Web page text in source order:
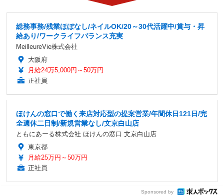
総務事務/残業ほぼなし/ネイルOK/20～30代活躍中/賞与・昇
給あり/ワークライフバランス充実
MeilleureVie株式会社
大阪府
月給24万5,000円～50万円
正社員
ほけんの窓口で働く来店対応型の提案営業/年間休日121日/完
全週休二日制/新規営業なし/文京白山店
ともにあーる株式会社 ほけんの窓口 文京白山店
東京都
月給25万円～50万円
正社員
Sponsored by